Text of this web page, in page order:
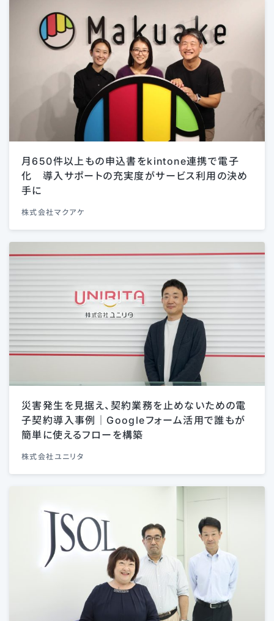
月650件以上もの申込書をkintone連携で電子
化 導入サポートの充実度がサービス利用の決め
手に
株式会社マクアケ
災害発生を見据え、契約業務を止めないための電
子契約導入事例｜Googleフォーム活用で誰もが
簡単に使えるフローを構築
株式会社ユニリタ